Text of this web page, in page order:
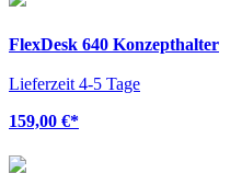
FlexDesk 640 Konzepthalter
Lieferzeit 4-5 Tage
159,00 €*